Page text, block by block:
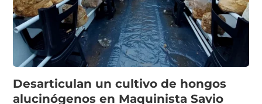
Desarticulan un cultivo de hongos
alucinógenos en Maquinista Savio